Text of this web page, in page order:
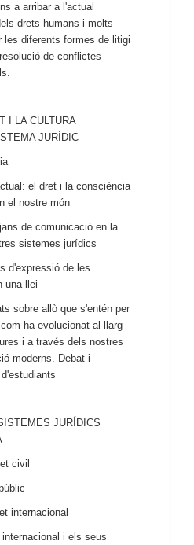
a arribar a l'actual
drets humans i molts
diferents formes de litigi
de conflictes
I LA CULTURA
JURÍDIC
el dret i la consciència
el nostre món
de comunicació en la
sistemes jurídics
d'expressió de les
una llei
sobre allò que s'entén per
ha evolucionat al llarg
i a través dels nostres
moderns. Debat i
JURÍDICS
civil
internacional
i els seus